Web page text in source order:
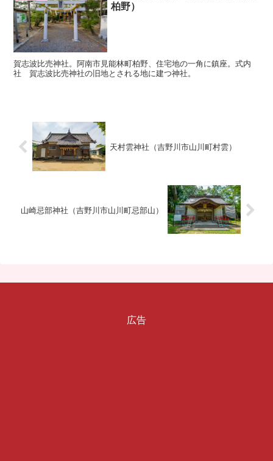
柏野）
賀志波比売神社。阿南市見能林町柏野、住宅地の一角に鎮座。式内
社 賀志波比売神社の旧地とされる地に建つ神社。
天村雲神社（吉野川市山川町村雲）
山崎忌部神社（吉野川市山川町忌部山）
広告